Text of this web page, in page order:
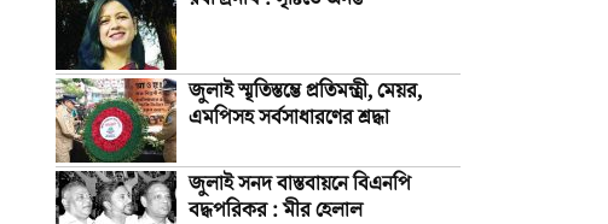
জুলাই স্মৃতিস্তম্ভে প্রতিমন্ত্রী, মেয়র,
এমপিসহ সর্বসাধারণের শ্রদ্ধা
জুলাই সনদ বাস্তবায়নে বিএনপি
বদ্ধপরিকর : মীর হেলাল